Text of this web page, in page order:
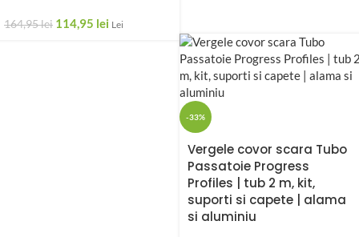
164,95lei 114,95 lei Lei
-33%
Vergele covor scara Tubo
Passatoie Progress
Profiles | tub 2 m, kit,
suporti si capete | alama
si aluminiu